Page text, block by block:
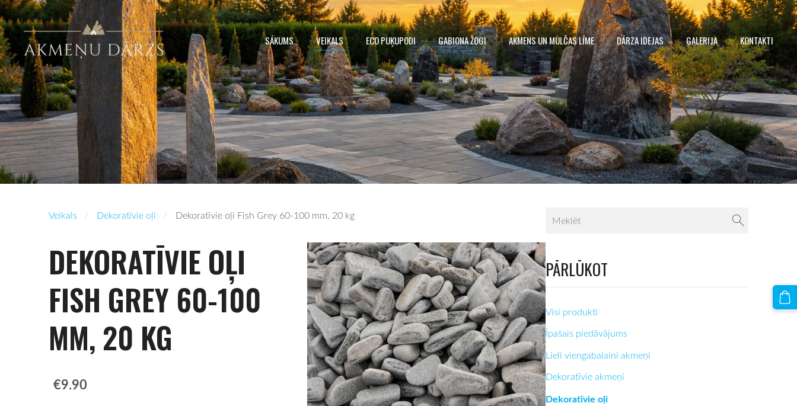
SĀKUMS VEIKALS ECO PUĶUPODI GABIONA ŽOGI AKMENS UN MULČAS LĪME DĀRZA IDEJAS GALERIJA KONTAKTI
PĀRLŪKOT
Visi produkti
Īpašais piedāvājums
Lieli viengabalaini akmeņi
Dekoratīvie akmeņi
Dekoratīvie oļi
Veikals Dekoratīvie oļi Dekoratīvie oļi Fish Grey 60-100 mm, 20 kg
DEKORATĪVIE OĻI
FISH GREY 60-100
MM, 20 KG
€9.90